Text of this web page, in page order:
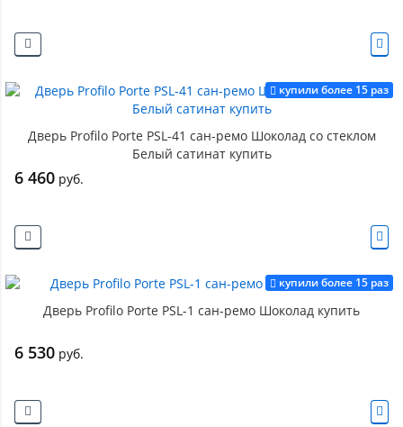
купили более 15 раз
Дверь Profilo Porte PSL-41 сан-ремо Шоколад со стеклом
Белый сатинат купить
6 460 руб.
купили более 15 раз
Дверь Profilo Porte PSL-1 сан-ремо Шоколад купить
6 530 руб.